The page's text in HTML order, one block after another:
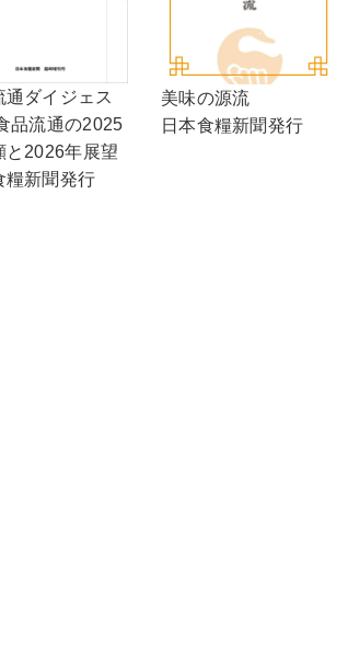
通ダイジェス
品流通の2025
と2026年展望
糧新聞発行
美味の源流
日本食糧新聞発行